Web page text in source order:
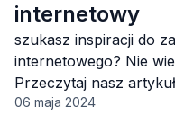
internetowy
szukasz inspiracji do
internetowego? Nie
Przeczytaj nasz
gotowych pomysłów
06 maja 2024